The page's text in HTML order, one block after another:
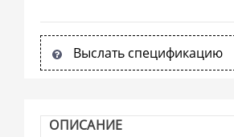
Выслать спецификацию
ОПИСАНИЕ